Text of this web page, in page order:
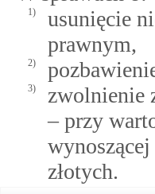
1)
usunięcie
prawnym,
2)
3)
zwolnienie
– przy
wynoszącej
złotych.